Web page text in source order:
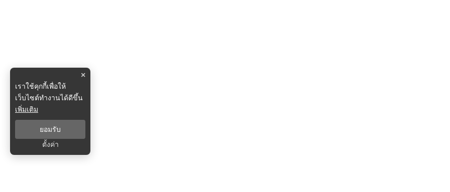
×
เราใช้คุกกี้เพื่อให้
เว็บไซต์ทำงานได้ดีขึ้น
เพิ่มเติม
ยอมรับ
ตั้งค่า